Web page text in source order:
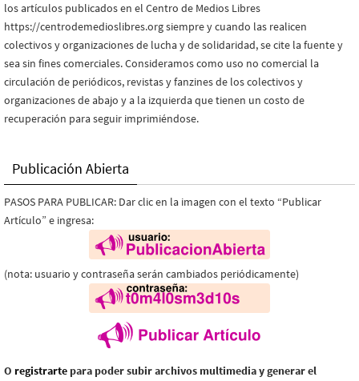
los artículos publicados en el Centro de Medios Libres
https://centrodemedioslibres.org siempre y cuando las realicen
colectivos y organizaciones de lucha y de solidaridad, se cite la fuente y
sea sin fines comerciales. Consideramos como uso no comercial la
circulación de periódicos, revistas y fanzines de los colectivos y
organizaciones de abajo y a la izquierda que tienen un costo de
recuperación para seguir imprimiéndose.
Publicación Abierta
PASOS PARA PUBLICAR: Dar clic en la imagen con el texto “Publicar
Artículo” e ingresa:
(nota: usuario y contraseña serán cambiados periódicamente)
O registrarte para poder subir archivos multimedia y generar el